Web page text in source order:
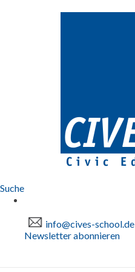
Suche
info@cives-school.de
Newsletter abonnieren